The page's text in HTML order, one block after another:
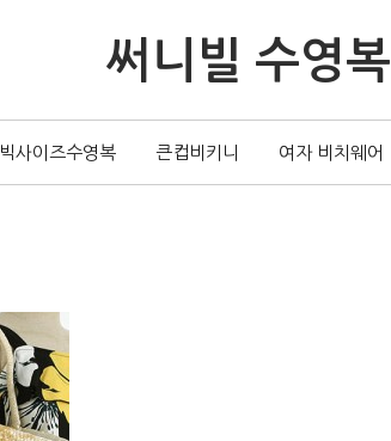
써니빌 수영복
빅사이즈수영복 큰컵비키니 여자 비치웨어